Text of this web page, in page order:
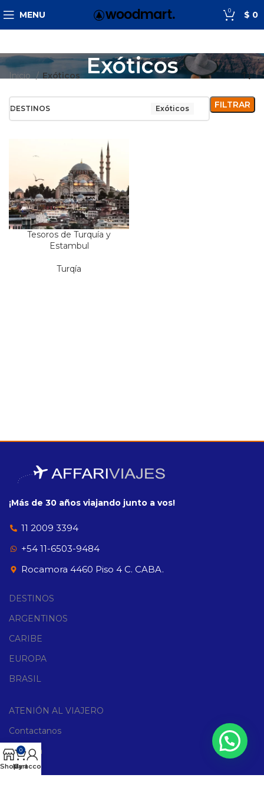
MENU 0 $ 0
Exóticos
Inicio Exóticos
DESTINOS Exóticos FILTRAR
Tesoros de Turquía y
Estambul
Turqía
¡Más de 30 años viajando junto a vos!
11 2009 3394
+54 11-6503-9484
Rocamora 4460 Piso 4 C. CABA.
DESTINOS
ARGENTINOS
CARIBE
EUROPA
BRASIL
ATENIÓN AL VIAJERO
Contactanos
Agencia
Shop
0
Cart
My account